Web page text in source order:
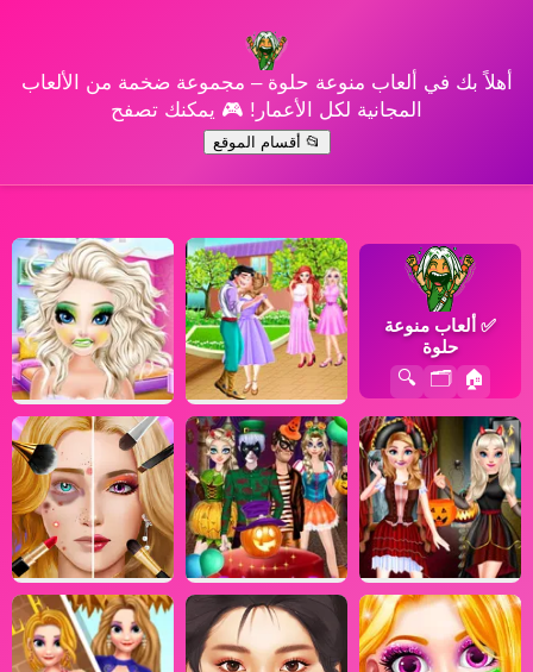
أهلاً بك في ألعاب منوعة حلوة – مجموعة ضخمة من الألعاب
المجانية لكل الأعمار! 🎮 يمكنك تصفح
📂 أقسام الموقع
✅ ألعاب منوعة
حلوة
🏠
🗂️
🔍